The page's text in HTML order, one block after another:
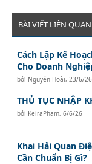
BÀI VIẾT LIÊN QUAN
Cách Lập Kế
Cho Doanh
bởi Nguyễn Hoài, 23/6/26
THỦ TỤC NHẬP
bởi KeiraPham,6/6/26
Khai Hải Quan
Cần Chuẩn Bị Gì?